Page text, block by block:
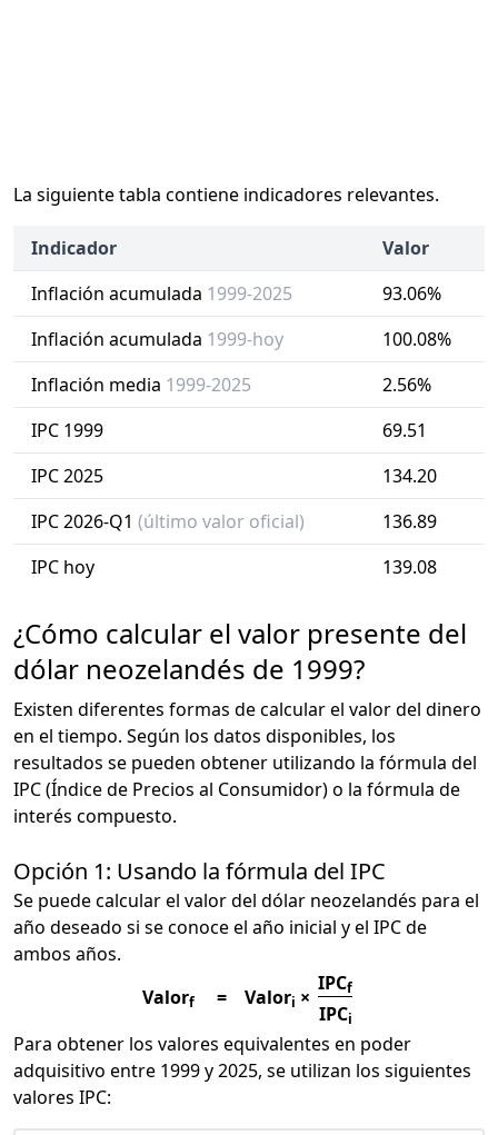
La siguiente tabla contiene indicadores relevantes.
Indicador
Valor
Inflación acumulada 1999-2025
93.06%
Inflación acumulada 1999-hoy
100.08%
Inflación media 1999-2025
2.56%
IPC 1999
69.51
IPC 2025
134.20
IPC 2026-Q1 (último valor oficial)
136.89
IPC hoy
139.08
¿Cómo calcular el valor presente del
dólar neozelandés de 1999?
Existen diferentes formas de calcular el valor del dinero
en el tiempo. Según los datos disponibles, los
resultados se pueden obtener utilizando la fórmula del
IPC (Índice de Precios al Consumidor) o la fórmula de
interés compuesto.
Opción 1: Usando la fórmula del IPC
Se puede calcular el valor del dólar neozelandés para el
año deseado si se conoce el año inicial y el IPC de
ambos años.
Valorf = Valori ×
IPCf
IPCi
Para obtener los valores equivalentes en poder
adquisitivo entre 1999 y 2025, se utilizan los siguientes
valores IPC: